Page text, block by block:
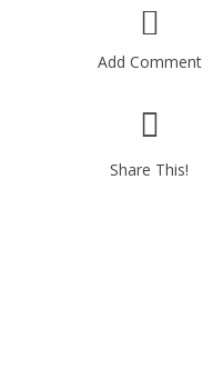
Add Comment
Share This!